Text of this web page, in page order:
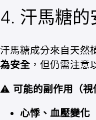
4. 汗馬糖的
汗馬糖成分來自天然
為安全 ，但仍需注意
⚠ 可能的副作用（視
心悸、血壓變化